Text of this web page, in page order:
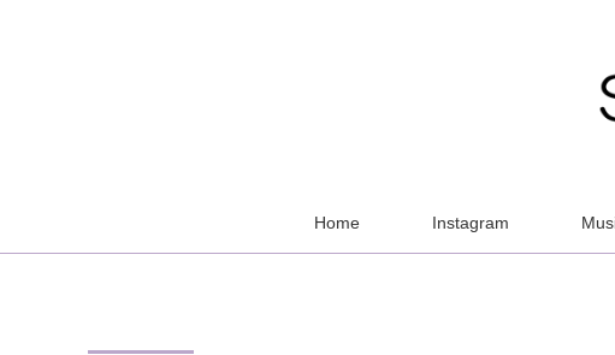
Home Instagram